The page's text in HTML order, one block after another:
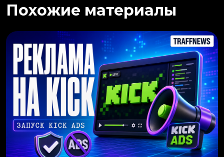
Похожие материалы